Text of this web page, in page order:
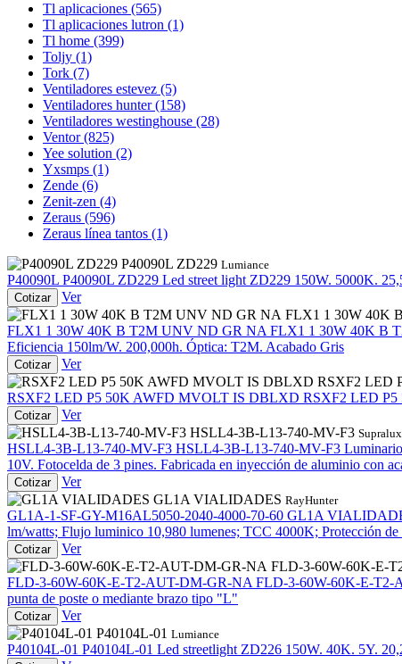
Tl aplicaciones (565)
Tl aplicaciones lutron (1)
Tl home (399)
Toljy (1)
Tork (7)
Ventiladores estevez (5)
Ventiladores hunter (158)
Ventiladores westinghouse (28)
Ventor (825)
Yee solution (2)
Yxsmps (1)
Zende (6)
Zenit-zen (4)
Zeraus (596)
Zeraus línea tantos (1)
P40090L ZD229 Lumiance
P40090L P40090L ZD229 Led street light ZD229 150W. 5000K.
Cotizar
Ver
FLX1 1 30W 40K
FLX1 1 30W 40K B T2M UNV ND GR NA FLX1 1 30W 40K B
Eficiencia 150lm/W. 200,000h. Óptica: T2M. Acabado Gris
Cotizar
Ver
RSXF2 LED
RSXF2 LED P5 50K AWFD MVOLT IS DBLXD RSXF2 LED
Cotizar
Ver
HSLL4-3B-L13-740-MV-F3 Supralux
HSLL4-3B-L13-740-MV-F3 HSLL4-3B-L13-740-MV-F3
10V. Fotocelda de 3 pines. Fabricada en inyección de aluminio con
Cotizar
Ver
GL1A VIALIDADES RayHunter
GL1A-1-SF-GY-M16AL5050-2040-4000-70-60 GL1A
lm/watts; Flujo luminico 10,980 lumenes; TCC 4000K; Protección
Cotizar
Ver
FLD-3-60W-60K-E-
FLD-3-60W-60K-E-T2-AUT-DM-GR-NA FLD-3-60W-60K-E-T2-
punta de poste o mediante brazo tipo "L"
Cotizar
Ver
P40104L-01 Lumiance
P40104L-01 P40104L-01 Led streetlight ZD226 150W. 40K. 5Y.